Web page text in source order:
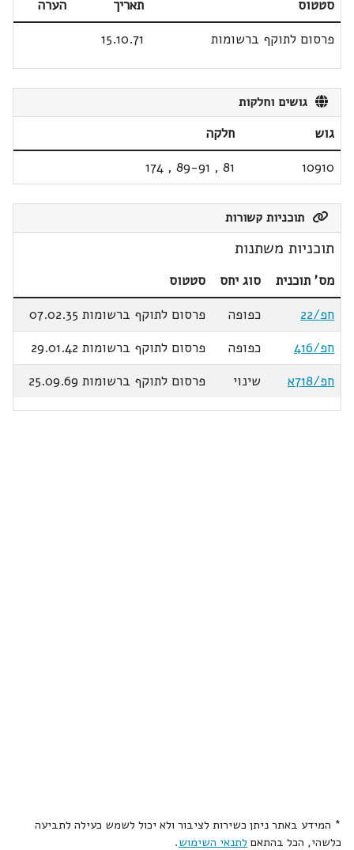
סטטוס תאריך
הערה
פרסום לתוקף ברשומות
15.10.71
גושים וחלקות
גוש
חלקה
10910
81
,
89-91
,
174
תוכניות קשורות
תוכניות משתנות
מס' תוכנית סוג יחס
סטטוס
חפ/22
כפופה
פרסום לתוקף ברשומות 07.02.35
חפ/416
כפופה
פרסום לתוקף ברשומות 29.01.42
חפ/718א
שינוי פרסום לתוקף ברשומות 25.09.69
* המידע באתר ניתן כשירות לציבור ולא יכול לשמש כעילה לתביעה
כלשהי, הכל בהתאם לתנאי השימוש.